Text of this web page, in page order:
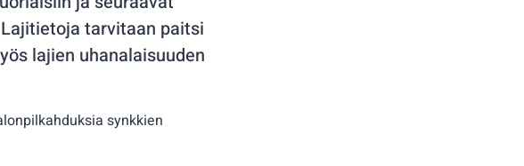
tarvitaan paitsi
lajien uhanalaisuuden
synkkien